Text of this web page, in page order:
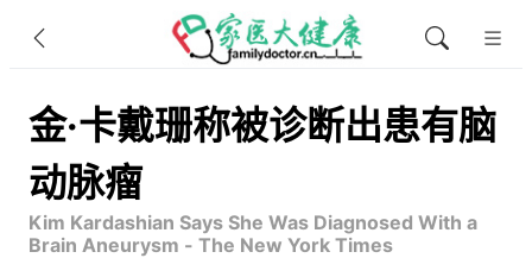
金·卡戴珊称被诊断出患有脑
动脉瘤
Kim Kardashian Says She Was Diagnosed With a
Brain Aneurysm - The New York Times